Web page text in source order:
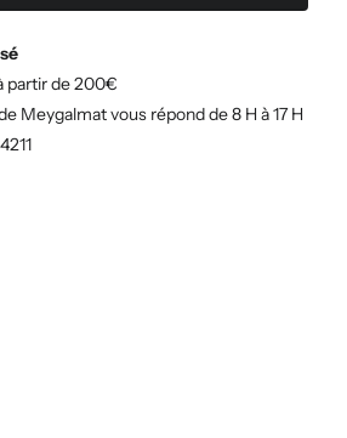
partir de 200€
Meygalmat vous répond de 8 H à 17 H